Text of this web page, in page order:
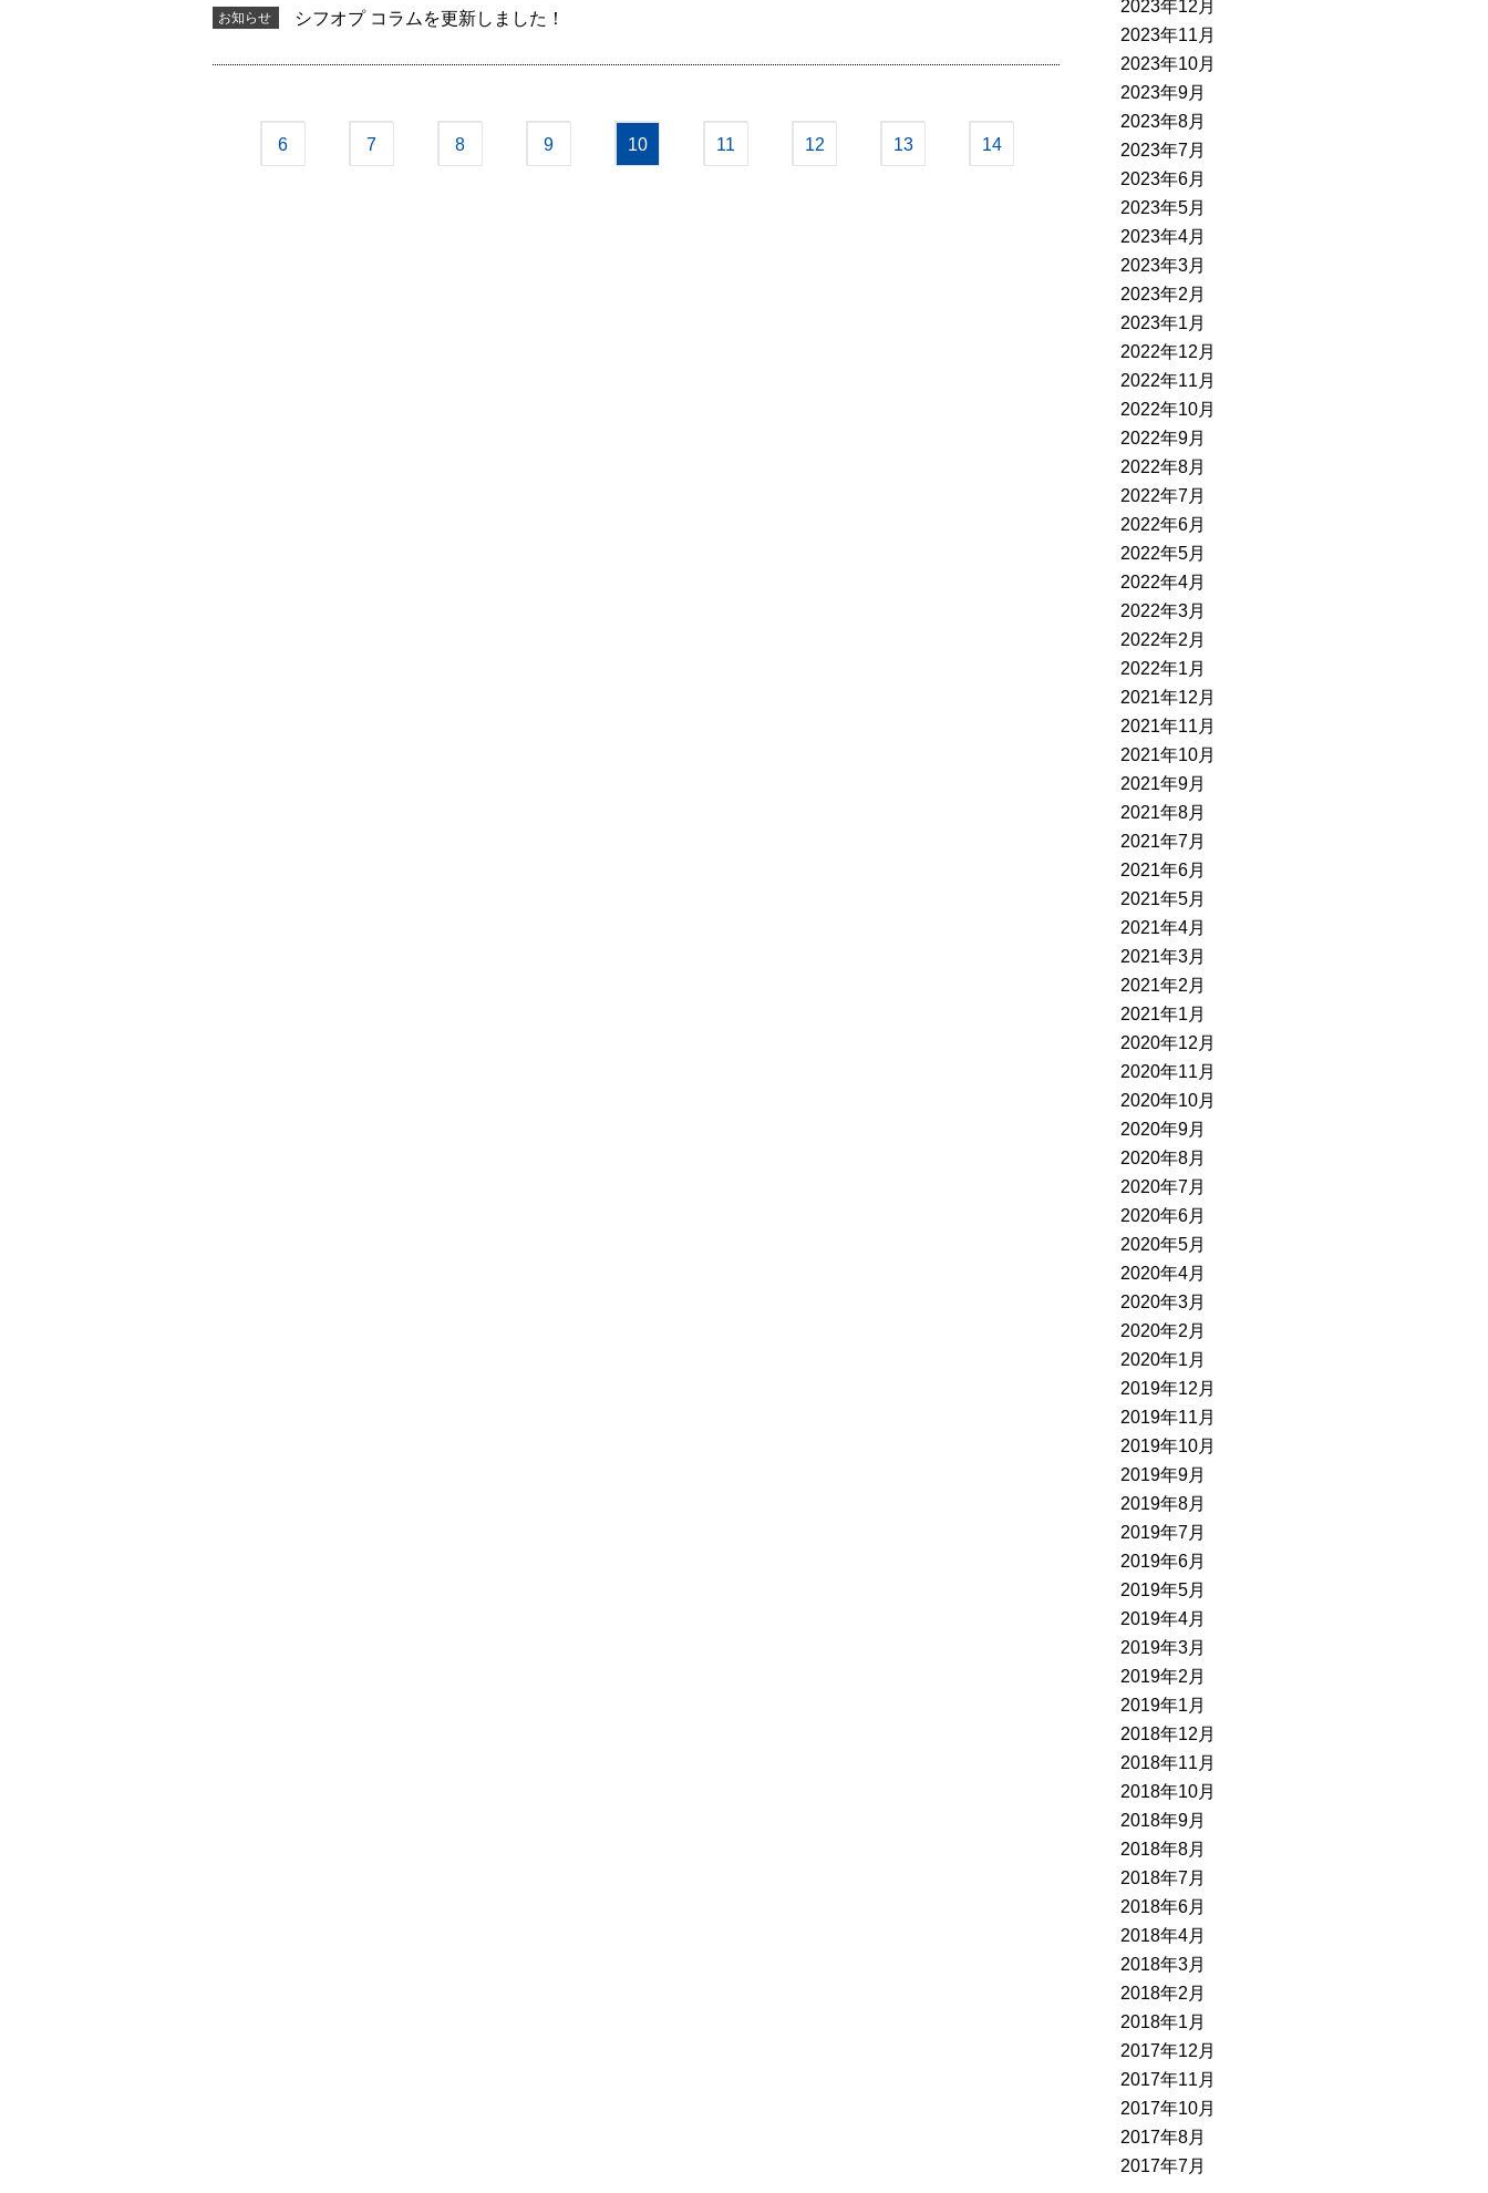
お知らせ シフオプ コラムを更新しました！
6 7 8 9 10 11 12 13 14
2023年12月
2023年11月
2023年10月
2023年9月
2023年8月
2023年7月
2023年6月
2023年5月
2023年4月
2023年3月
2023年2月
2023年1月
2022年12月
2022年11月
2022年10月
2022年9月
2022年8月
2022年7月
2022年6月
2022年5月
2022年4月
2022年3月
2022年2月
2022年1月
2021年12月
2021年11月
2021年10月
2021年9月
2021年8月
2021年7月
2021年6月
2021年5月
2021年4月
2021年3月
2021年2月
2021年1月
2020年12月
2020年11月
2020年10月
2020年9月
2020年8月
2020年7月
2020年6月
2020年5月
2020年4月
2020年3月
2020年2月
2020年1月
2019年12月
2019年11月
2019年10月
2019年9月
2019年8月
2019年7月
2019年6月
2019年5月
2019年4月
2019年3月
2019年2月
2019年1月
2018年12月
2018年11月
2018年10月
2018年9月
2018年8月
2018年7月
2018年6月
2018年4月
2018年3月
2018年2月
2018年1月
2017年12月
2017年11月
2017年10月
2017年8月
2017年7月